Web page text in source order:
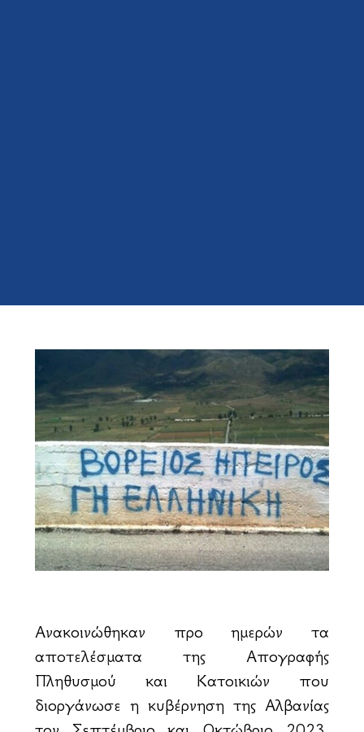
Ανακοινώθηκαν προ ημερών τα
αποτελέσματα της Απογραφής
Πληθυσμού και Κατοικιών που
διοργάνωσε η κυβέρνηση της Αλβανίας